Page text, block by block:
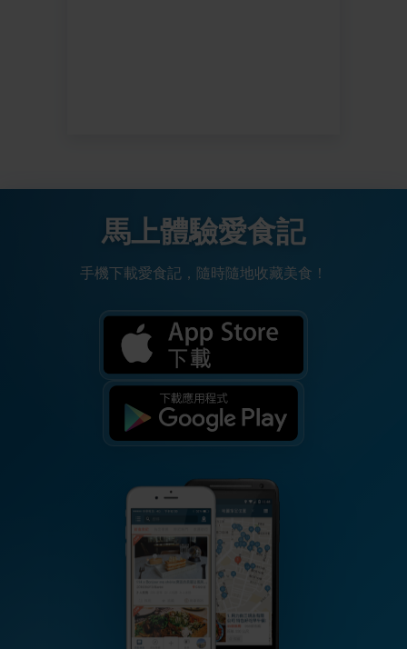
馬上體驗愛食記
手機下載愛食記，隨時隨地收藏美食！